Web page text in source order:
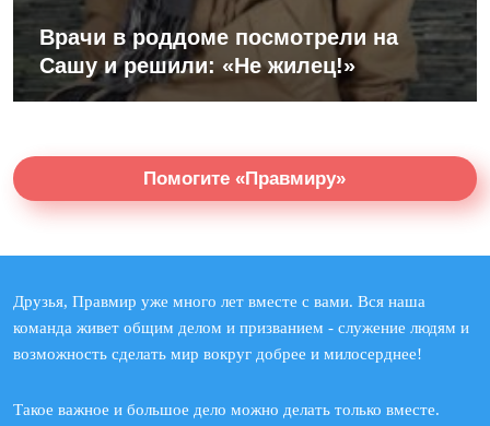
Врачи в роддоме посмотрели на
Сашу и решили: «Не жилец!»
Помогите «Правмиру»
Друзья, Правмир уже много лет вместе с вами. Вся наша
команда живет общим делом и призванием - служение людям и
возможность сделать мир вокруг добрее и милосерднее!
Такое важное и большое дело можно делать только вместе.